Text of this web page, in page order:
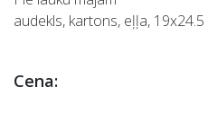
audekls, kartons, eļļa, 19x24.5
Cena: